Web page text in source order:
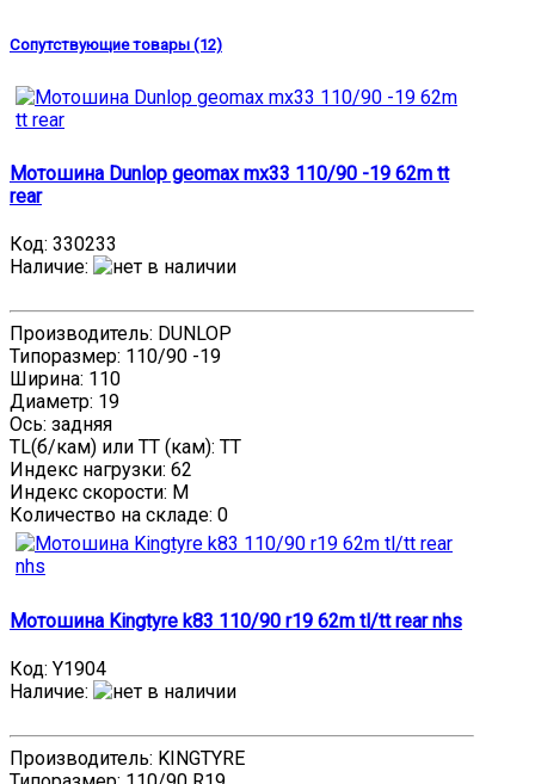
Сопутствующие товары (12)
Мотошина Dunlop geomax mx33 110/90 -19 62m tt
rear
Код: 330233
Наличие:
Производитель: DUNLOP
Типоразмер: 110/90 -19
Ширина: 110
Диаметр: 19
Ось: задняя
TL(б/кам) или TT (кам): TT
Индекс нагрузки: 62
Индекс скорости: M
Количество на складе: 0
Мотошина Kingtyre k83 110/90 r19 62m tl/tt rear nhs
Код: Y1904
Наличие:
Производитель: KINGTYRE